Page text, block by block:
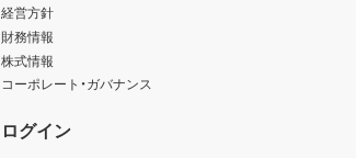
経営方針
財務情報
株式情報
コーポレート・ガバナンス
ログイン